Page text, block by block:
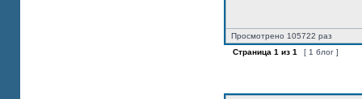
Просмотрено 105722 раз
Страница 1 из 1 [ 1 блог ]